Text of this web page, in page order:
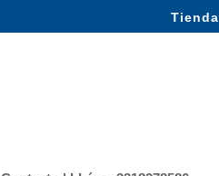
Tienda